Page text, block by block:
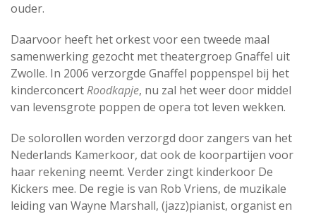
ouder.
Daarvoor heeft het orkest voor een tweede maal
samenwerking gezocht met theatergroep Gnaffel uit
Zwolle. In 2006 verzorgde Gnaffel poppenspel bij het
kinderconcertRoodkapje, nu zal het weer door middel
van levensgrote poppen de opera tot leven wekken.
De solorollen worden verzorgd door zangers van het
Nederlands Kamerkoor, dat ook de koorpartijen voor
haar rekening neemt. Verder zingt kinderkoor De
Kickers mee. De regie is van Rob Vriens, de muzikale
leiding van Wayne Marshall, (jazz)pianist, organist en